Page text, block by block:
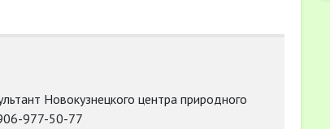
Новокузнецкого центра природного
977-50-77